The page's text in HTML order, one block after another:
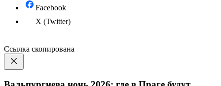
Facebook
X (Twitter)
Ссылка скопирована